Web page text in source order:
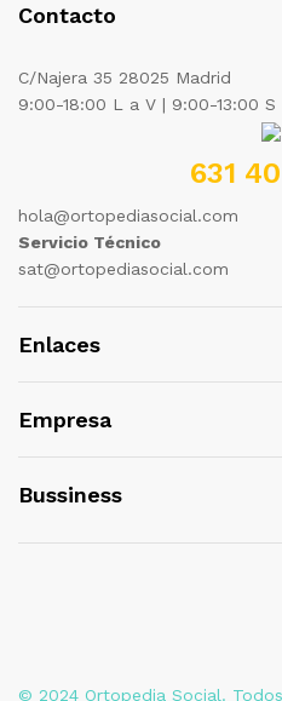
Contacto
C/Najera 35 28025 Madrid
9:00-18:00 L a V | 9:00-13:00 S
631
hola@ortopediasocial.com
Servicio Técnico
sat@ortopediasocial.com
Enlaces
Empresa
Bussiness
© 2024 Ortopedia Social. Todos